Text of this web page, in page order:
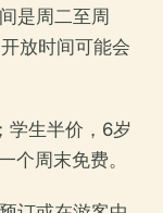
是周二至周
放时间可能会
学生半价，6岁
个周末免费。